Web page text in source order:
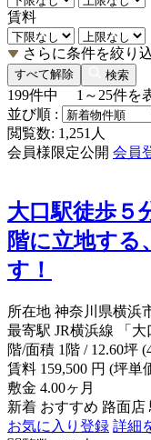
賃料
さらに条件を絞り
すべて解除 検索
199件中 1～25件を
並び順 :
閲覧数: 1,251人
会員様限定公開 会員
大口駅徒歩５
階に立地する
す！
所在地 神奈川県横浜
最寄駅 JR横浜線 「
階/面積 1階 / 12.60坪
賃料 159,500 円 (坪単
敷金 4.00ヶ月
新着 おすすめ 路面店
お気に入り登録 詳細